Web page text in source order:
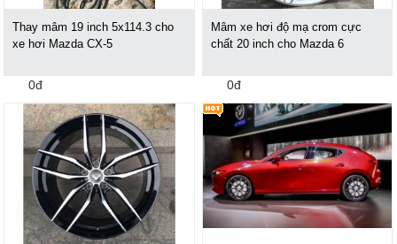
Thay mâm 19 inch 5x114.3 cho
xe hơi Mazda CX-5
0đ
Mâm xe hơi độ mạ crom cực
chất 20 inch cho Mazda 6
0đ